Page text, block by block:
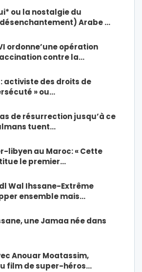
ou la nostalgie du
Arabe …
ordonne’une opération
contre la…
activiste des droits de
» ou…
de résurrection jusqu’à ce
tuent…
libyen au Maroc: « Cette
le premier…
Wal Ihssane-Extrême
ensemble mais…
une Jamaa née dans
Anouar Moatassim,
film de super-héros…